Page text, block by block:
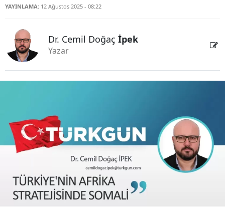
YAYINLAMA: 12 Ağustos 2025 - 08:22
Dr. Cemil Doğaç İpek
Yazar